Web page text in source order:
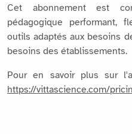
Cet abonnement est
pédagogique performant,
outils adaptés aux besoins
besoins des établissements.
Pour en savoir plus sur
https://vittascience.com/